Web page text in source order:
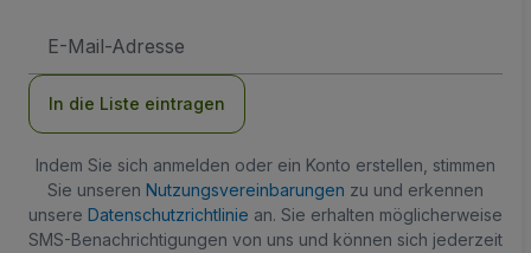
Mail-
In die Liste eintragen
Indem Sie sich anmelden oder ein Konto erstellen, stimmen
Sie unseren Nutzungsvereinbarungen zu und erkennen
unsere Datenschutzrichtlinie an. Sie erhalten möglicherweise
SMS-Benachrichtigungen von uns und können sich jederzeit